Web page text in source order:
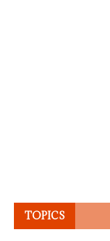
TOPICS